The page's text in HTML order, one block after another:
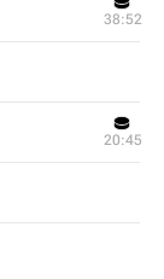
38:52
20:45